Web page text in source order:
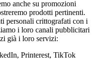
anche su promozioni
prodotti pertinenti.
personali crittografati con i
i loro canali pubblicitari
già i loro servizi:
Printerest, TikTok